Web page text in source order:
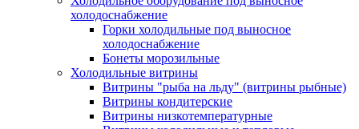
холодоснабжение
Горки холодильные под выносное
холодоснабжение
Бонеты морозильные
Холодильные витрины
Витрины "рыба на льду" (витрины рыбные)
Витрины кондитерские
Витрины низкотемпературные